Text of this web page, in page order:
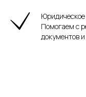
Юридическое
Помогаем с
документов